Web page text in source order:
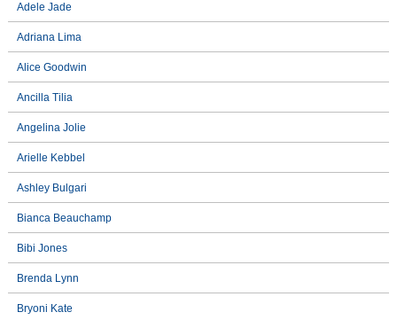
Adele Jade
Adriana Lima
Alice Goodwin
Ancilla Tilia
Angelina Jolie
Arielle Kebbel
Ashley Bulgari
Bianca Beauchamp
Bibi Jones
Brenda Lynn
Bryoni Kate